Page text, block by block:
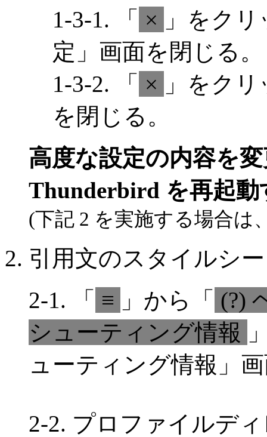
1-3-1. 「
×
」をク
定」画面を閉じる。
1-3-2. 「
×
」をク
を閉じる。
高度な設定の内容を
Thunderbird を再起動
(下記 2 を実施する場合は
2. 引用文のスタイルシ
2-1. 「
≡ 」から「 (?)
シューティング情報
ューティング情報」
2-2. プロファイルデ